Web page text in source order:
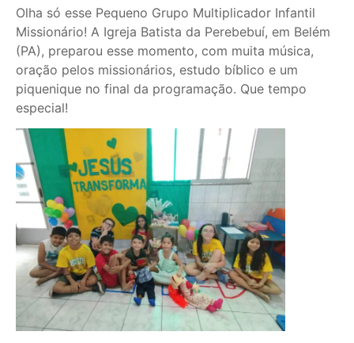
Olha só esse Pequeno Grupo Multiplicador Infantil
Missionário! A Igreja Batista da Perebebuí, em Belém
(PA), preparou esse momento, com muita música,
oração pelos missionários, estudo bíblico e um
piquenique no final da programação. Que tempo
especial!